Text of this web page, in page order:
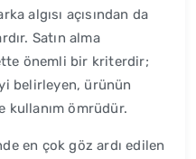
algısı açısından da
Satın alma
önemli bir kriterdir;
belirleyen, ürünün
kullanım ömrüdür.
en çok göz ardı edilen